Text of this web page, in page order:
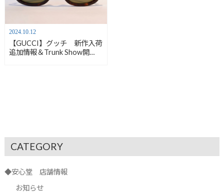
2024.10.12
【GUCCI】グッチ 新作入荷
追加情報＆Trunk Show開
CATEGORY
◆安心堂 店舗情報
お知らせ